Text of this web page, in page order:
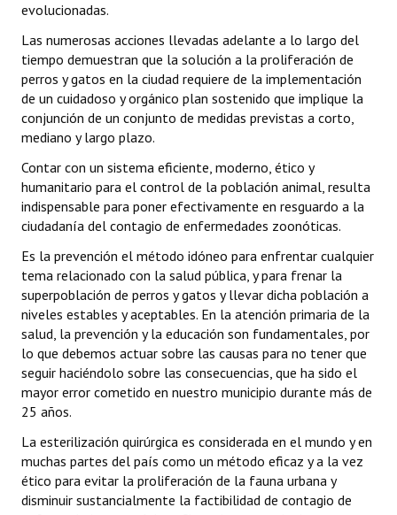
evolucionadas.
Las numerosas acciones llevadas adelante a lo largo del
tiempo demuestran que la solución a la proliferación de
perros y gatos en la ciudad requiere de la implementación
de un cuidadoso y orgánico plan sostenido que implique la
conjunción de un conjunto de medidas previstas a corto,
mediano y largo plazo.
Contar con un sistema eficiente, moderno, ético y
humanitario para el control de la población animal, resulta
indispensable para poner efectivamente en resguardo a la
ciudadanía del contagio de enfermedades zoonóticas.
Es la prevención el método idóneo para enfrentar cualquier
tema relacionado con la salud pública, y para frenar la
superpoblación de perros y gatos y llevar dicha población a
niveles estables y aceptables. En la atención primaria de la
salud, la prevención y la educación son fundamentales, por
lo que debemos actuar sobre las causas para no tener que
seguir haciéndolo sobre las consecuencias, que ha sido el
mayor error cometido en nuestro municipio durante más de
25 años.
La esterilización quirúrgica es considerada en el mundo y en
muchas partes del país como un método eficaz y a la vez
ético para evitar la proliferación de la fauna urbana y
disminuir sustancialmente la factibilidad de contagio de